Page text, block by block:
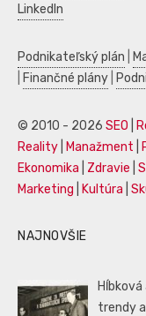
LinkedIn
Podnikateľský plán
Finančné plány
© 2010 - 2026 SEO
Reality
Manažment
Ekonomika
Zdravie
Marketing
Kultúra
NAJNOVŠIE
trendy